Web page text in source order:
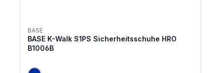
BASE
BASE K-Walk S1PS Sicherheitsschuhe HRO
B1006B